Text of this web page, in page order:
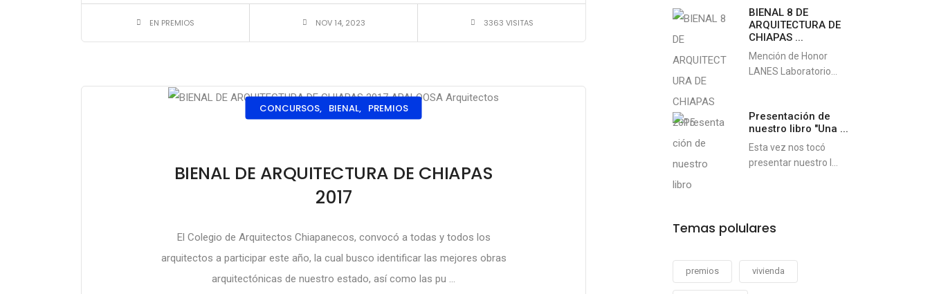
EN PREMIOS NOV 14, 2023 3363 VISITAS
CONCURSOS, BIENAL, PREMIOS
BIENAL DE ARQUITECTURA DE CHIAPAS
2017
El Colegio de Arquitectos Chiapanecos, convocó a todas y todos los
arquitectos a participar este año, la cual busco identificar las mejores obras
arquitectónicas de nuestro estado, así como las pu ...
BIENAL 8 DE
ARQUITECTURA DE
CHIAPAS ...
Mención de Honor
LANES Laboratorio...
Presentación de
nuestro libro "Una ...
Esta vez nos tocó
presentar nuestro l...
Temas polulares
premios vivienda